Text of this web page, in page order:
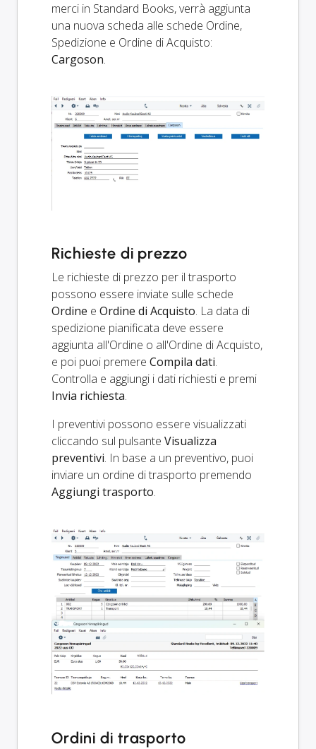
merci in Standard Books, verrà aggiunta
una nuova scheda alle schede Ordine,
Spedizione e Ordine di Acquisto:
Cargoson.
Richieste di prezzo
Le richieste di prezzo per il trasporto
possono essere inviate sulle schede
Ordine e Ordine di Acquisto. La data di
spedizione pianificata deve essere
aggiunta all'Ordine o all'Ordine di Acquisto,
e poi puoi premere Compila dati.
Controlla e aggiungi i dati richiesti e premi
Invia richiesta.
I preventivi possono essere visualizzati
cliccando sul pulsante Visualizza
preventivi. In base a un preventivo, puoi
inviare un ordine di trasporto premendo
Aggiungi trasporto.
Ordini di trasporto